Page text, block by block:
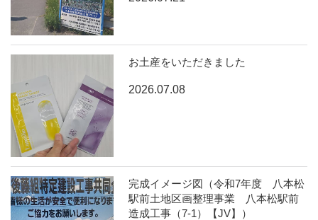
お土産をいただきました
2026.07.08
完成イメージ図（令和7年度 八本松
駅前土地区画整理事業 八本松駅前
造成工事（7-1）【JV】）